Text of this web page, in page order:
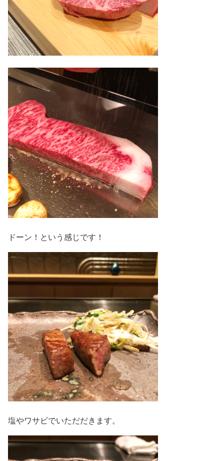
ドーン！という感じです！
塩やワサビでいただだきます。